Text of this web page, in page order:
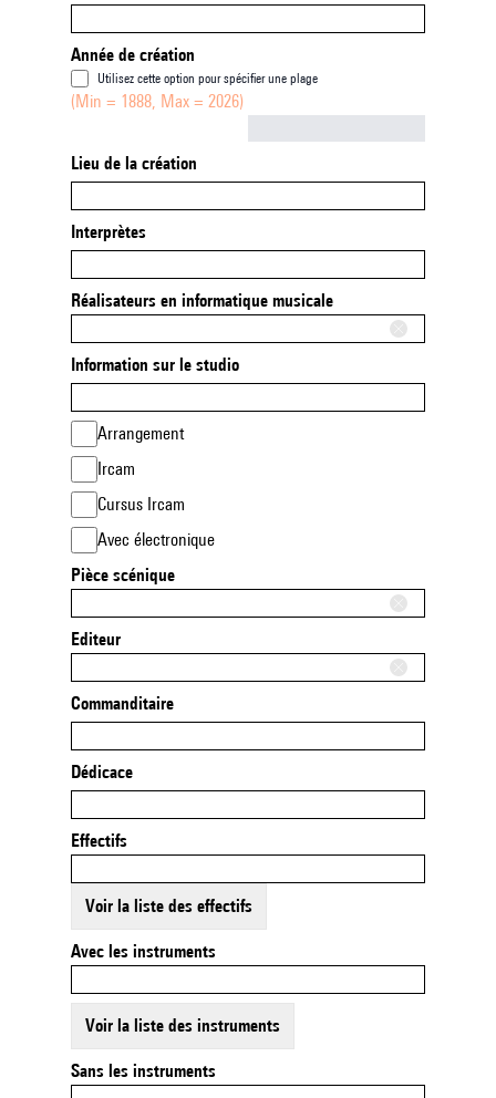
Année de création
Utilisez cette option pour spécifier une plage
(Min = 1888, Max = 2026)
Lieu de la création
Interprètes
Réalisateurs en informatique musicale
Information sur le studio
Arrangement
Ircam
Cursus Ircam
Avec électronique
Pièce scénique
Editeur
Commanditaire
Dédicace
Effectifs
Voir la liste des effectifs
Avec les instruments
Voir la liste des instruments
Sans les instruments